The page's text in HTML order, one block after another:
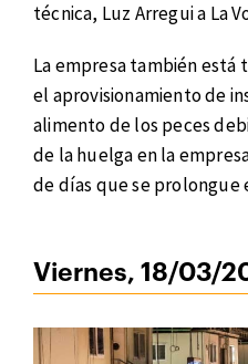
técnica, Luz Arregui a La
La empresa también
el aprovisionamiento de
alimento de los peces
de la huelga en la
de días que se
Viernes, 18/03/